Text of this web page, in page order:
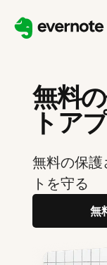
無料
トア
無料の保
トを守る
無